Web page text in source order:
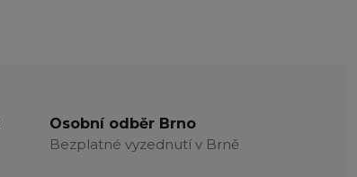
Osobní odběr Brno
Bezplatné vyzednutí v Brně